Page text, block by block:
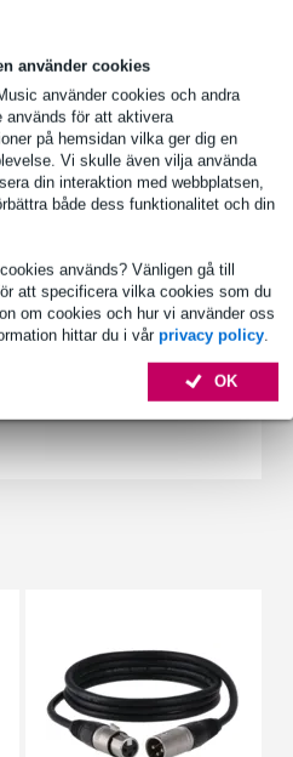
använder cookies
använder cookies och andra
används för att aktivera
på hemsidan vilka ger dig en
Vi skulle även vilja använda
din interaktion med webbplatsen,
både dess funktionalitet och din
används? Vänligen gå till
att specificera vilka cookies som du
om cookies och hur vi använder oss
hittar du i vår privacy policy.
OK